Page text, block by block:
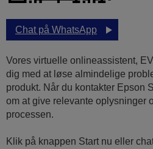
Chat på WhatsApp
Vores virtuelle onlineassistent,
dig med at løse almindelige
produkt. Når du kontakter Epson
om at give relevante oplysninger
processen.
Klik på knappen Start nu eller